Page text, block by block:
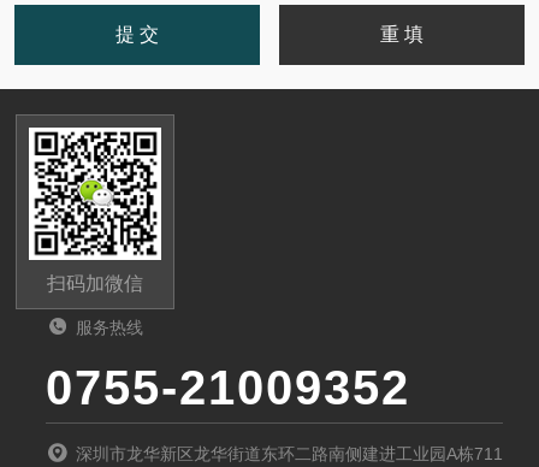
扫码加微信
服务热线
0755-21009352
深圳市龙华新区龙华街道东环二路南侧建进工业园A栋711